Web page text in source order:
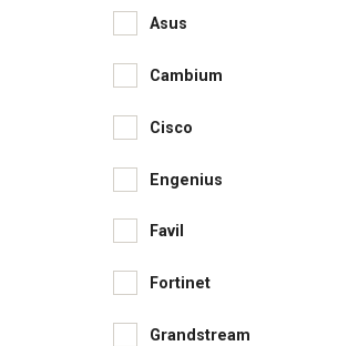
Asus
Cambium
Cisco
Engenius
Favil
Fortinet
Grandstream